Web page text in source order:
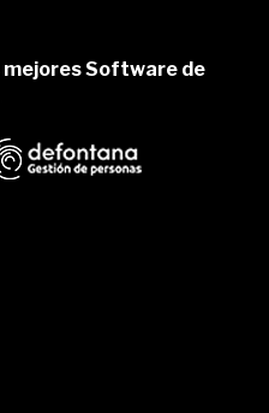
mejores Software de